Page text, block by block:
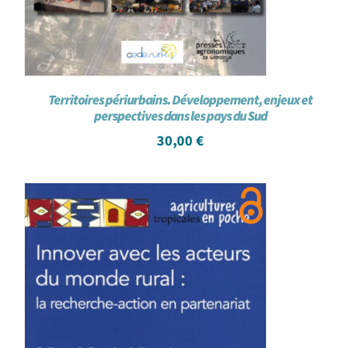
Territoires périurbains. Développement, enjeux et
perspectives dans les pays du Sud
30,00 €